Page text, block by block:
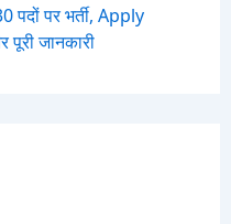
पर भर्ती, Apply
जानकारी